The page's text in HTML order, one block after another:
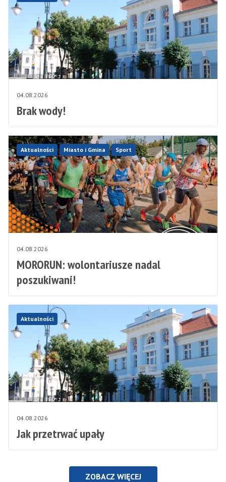
04.08.2026
Brak wody!
Aktualności Miasto i Gmina Sport
04.08.2026
MORORUN: wolontariusze nadal
poszukiwani!
Aktualności
04.08.2026
Jak przetrwać upały
ZOBACZ WIĘCEJ